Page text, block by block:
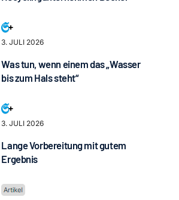
3. JULI 2026
Was tun, wenn einem das „Wasser
bis zum Hals steht“
3. JULI 2026
Lange Vorbereitung mit gutem
Ergebnis